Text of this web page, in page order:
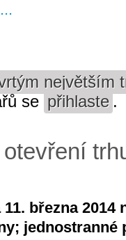
největším
se přihlaste .
března 2014
jednostranné